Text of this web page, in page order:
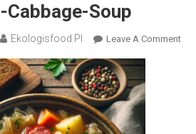
Cabbage-Soup
Ekologisfood.pl Leave A CommentOn